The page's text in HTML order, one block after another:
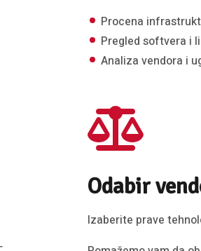
Procena
Pregled softvera i
Analiza vendora i
Odabir
Izaberite prave